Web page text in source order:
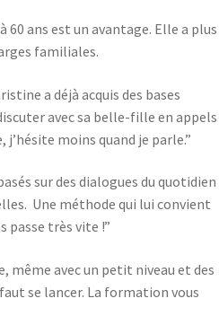
60 ans est un avantage. Elle a plus
familiales.
a déjà acquis des bases
avec sa belle-fille en appels
j’hésite moins quand je parle.”
sur des dialogues du quotidien
Une méthode qui lui convient
passe très vite !”
même avec un petit niveau et des
se lancer. La formation vous